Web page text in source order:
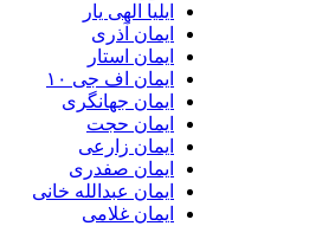
ایلیا الهی یار
ایمان آذری
ایمان استار
ایمان اف جی ۱۰
ایمان جهانگری
ایمان حجت
ایمان زارعی
ایمان صفدری
ایمان عبدالله خانی
ایمان غلامی